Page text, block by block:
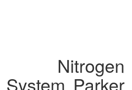
Nitrogen
Parker